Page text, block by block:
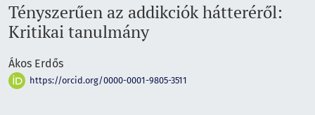
Tényszerűen az addikciók hátteréről:
Kritikai tanulmány
Ákos Erdős
https://orcid.org/0000-0001-9805-3511